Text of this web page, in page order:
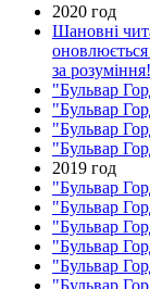
2020 год
Шановні
за розуміння!
"Бульвар
"Бульвар
"Бульвар
"Бульвар
2019 год
"Бульвар
"Бульвар
"Бульвар
"Бульвар
"Бульвар
"Бульвар